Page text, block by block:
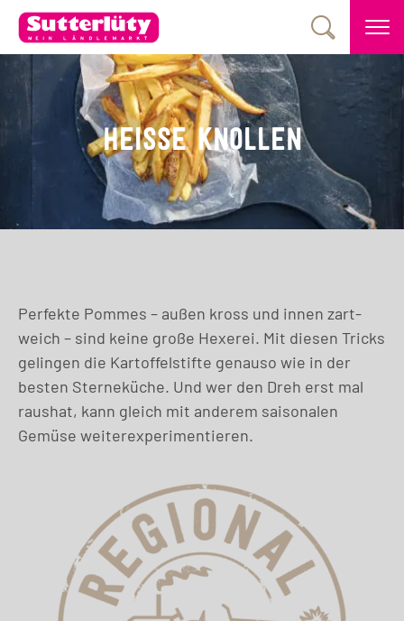
HEISSE KNOLLEN
Perfekte Pommes – außen kross und innen zart-
weich – sind keine große Hexerei. Mit diesen Tricks
gelingen die Kartoffelstifte genauso wie in der
besten Sterneküche. Und wer den Dreh erst mal
raushat, kann gleich mit anderem saisonalen
Gemüse weiterexperimentieren.